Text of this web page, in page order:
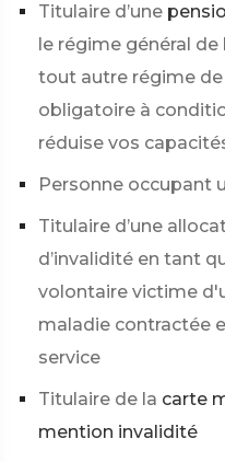
Titulaire d’une
le régime général de
tout autre régime
obligatoire à
réduise vos
Personne occupant
Titulaire d’une
d’invalidité en tant
volontaire victime
maladie contractée
service
Titulaire de la carte
mention invalidité